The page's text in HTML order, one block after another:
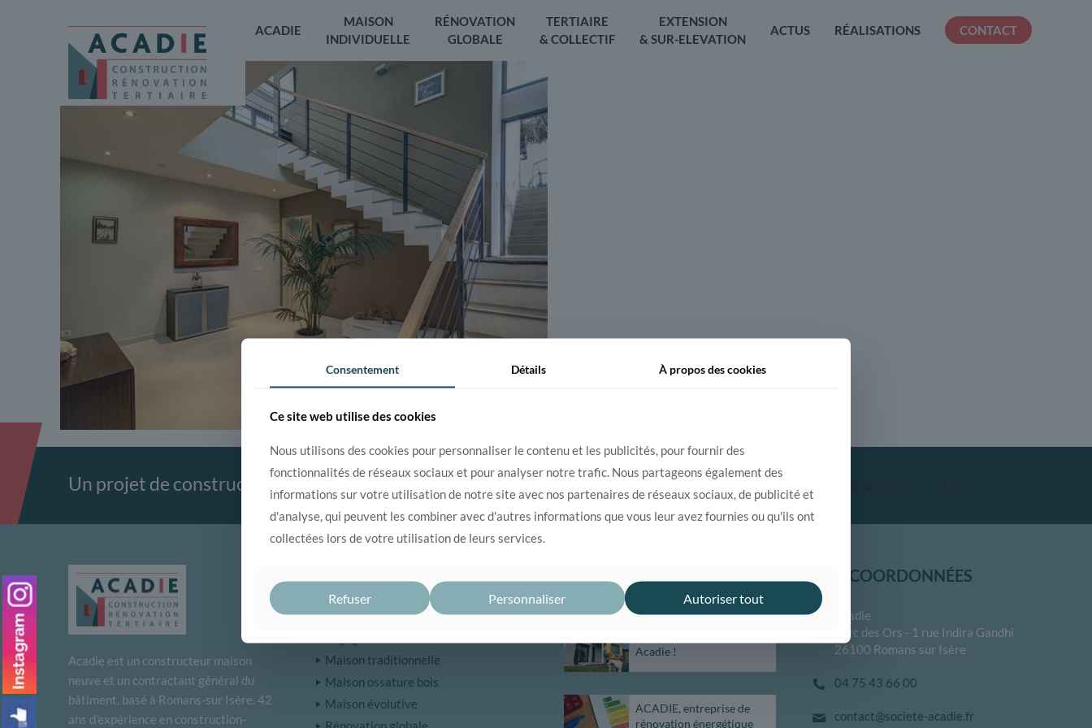
ACADIE
MAISON
INDIVIDUELLE
RÉNOVATION
GLOBALE
TERTIAIRE
& COLLECTIF
EXTENSION
& SUR-ELEVATION
ACTUS RÉALISATIONS CONTACT
Un projet de construction ou rénovation ? 04 75 43 66 00 contact@societe-acadie.fr
Acadie est un constructeur maison
neuve et un contractant général du
bâtiment, basé à Romans-sur Isère. 42
ans d’expérience en construction-
Notre entreprise
Maison traditionnelle
Maison ossature bois
Maison évolutive
Acadie !
ACADIE, entreprise de
rénovation énergétique
NOS COORDONNÉES
Acadie
Parc des Ors - 1 rue Indira Gandhi
26100 Romans sur Isère
04 75 43 66 00
contact@societe-acadie.fr
Consentement Détails À propos descookies
Ce site web utilise des cookies
Nous utilisons des cookies pour personnaliser le contenu et les publicités, pour fournir des
fonctionnalités de réseaux sociaux et pour analyser notre trafic. Nous partageons également des
informations sur votre utilisation de notre site avec nos partenaires de réseaux sociaux, de publicité et
d'analyse, qui peuvent les combiner avec d'autres informations que vous leur avez fournies ou qu'ils ont
collectées lors de votre utilisation de leurs services.
Refuser Personnaliser Autoriser tout